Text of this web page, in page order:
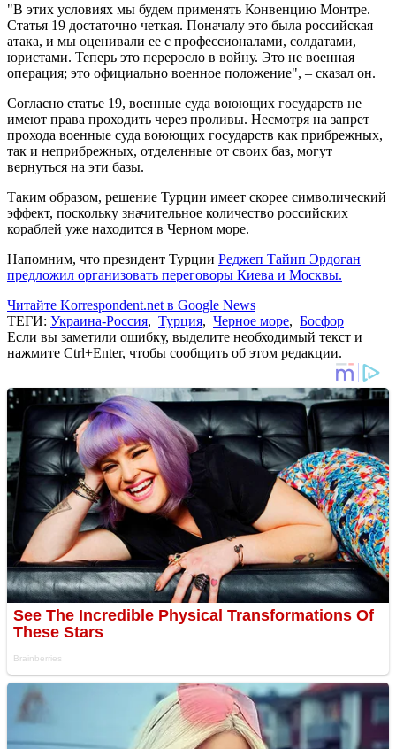
"В этих условиях мы будем применять Конвенцию Монтре.
Статья 19 достаточно четкая. Поначалу это была российская
атака, и мы оценивали ее с профессионалами, солдатами,
юристами. Теперь это переросло в войну. Это не военная
операция; это официально военное положение", – сказал он.
Согласно статье 19, военные суда воюющих государств не
имеют права проходить через проливы. Несмотря на запрет
прохода военные суда воюющих государств как прибрежных,
так и неприбрежных, отделенные от своих баз, могут
вернуться на эти базы.
Таким образом, решение Турции имеет скорее символический
эффект, поскольку значительное количество российских
кораблей уже находится в Черном море.
Напомним, что президент Турции Реджеп Тайип Эрдоган
предложил организовать переговоры Киева и Москвы.
Читайте Korrespondent.net в Google News
ТЕГИ: Украина-Россия, Турция, Черное море, Босфор
Если вы заметили ошибку, выделите необходимый текст и
нажмите Ctrl+Enter, чтобы сообщить об этом редакции.